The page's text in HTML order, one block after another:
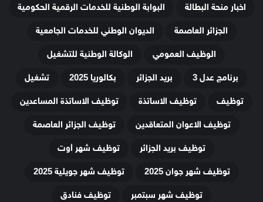
اخبار منحة البطالة
البوابة الوطنية للخدمات الرقمية الحكومية
الجزائر العاصمة
الديوان الوطني للخدمات الجامعية
الوظيف العمومي
الوكالة الوطنية للتشغيل
برنامج عدل 3
بريد الجزائر بكالوريا 2025
تشغيل
توظيف
توظيف الاساتذة
توظيف الاساتذة المساعدين
توظيف الاعوان المتعاقدين
توظيف الجزائر العاصمة
توظيف بريد الجزائر
توظيف شهر أوت
توظيف شهر جوان 2025
توظيف شهر جويلية 2025
توظيف شهر سبتمبر
توظيف فنادق